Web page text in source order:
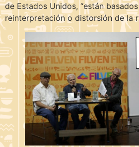
de Estados Unidos, “están
reinterpretación o distorsión de la